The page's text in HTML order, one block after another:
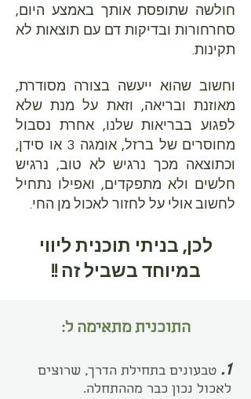
חולשה שתופסת אותך באמצע היום,
סחרחורות ובדיקות דם עם תוצאות לא
תקינות.
וחשוב שהוא ייעשה בצורה מסודרת,
מאוזנת ובריאה, וזאת על מנת שלא
לפגוע בבריאות שלנו, אחרת נסבול
מחוסרים של ברזל, אומגה 3 או סידן,
וכתוצאה מכך נרגיש לא טוב, נרגיש
חלשים ולא מתפקדים, ואפילו נתחיל
לחשוב אולי על לחזור לאכול מן החי.
לכן, בניתי תוכנית ליווי
במיוחד בשביל זה !!
התוכנית מתאימה ל:
1. טבעונים בתחילת הדרך, שרוצים
לאכול נכון כבר מההתחלה.